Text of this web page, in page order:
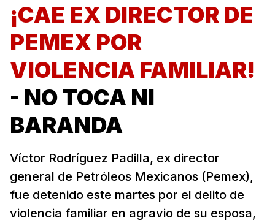
¡CAE EX DIRECTOR DE
PEMEX POR
VIOLENCIA FAMILIAR!
- NO TOCA NI
BARANDA
Víctor Rodríguez Padilla, ex director
general de Petróleos Mexicanos (Pemex),
fue detenido este martes por el delito de
violencia familiar en agravio de su esposa,